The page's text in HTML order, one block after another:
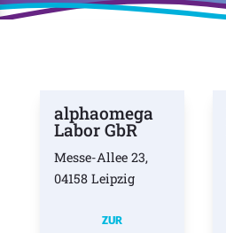
alphaomega
Labor GbR
Messe-Allee 23,
04158 Leipzig
ZUR